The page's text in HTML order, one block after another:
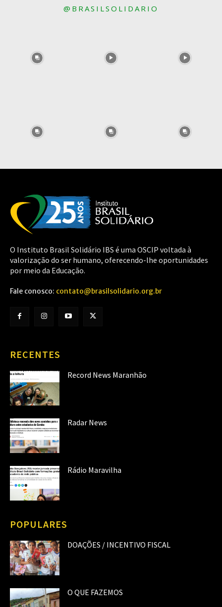
@BRASILSOLIDARIO
O Instituto Brasil Solidário IBS é uma OSCIP voltada à
valorização do ser humano, oferecendo-lhe oportunidades
por meio da Educação.
Fale conosco: contato@brasilsolidario.org.br
RECENTES
Record News Maranhão
Radar News
Rádio Maravilha
POPULARES
DOAÇÕES / INCENTIVO FISCAL
O QUE FAZEMOS